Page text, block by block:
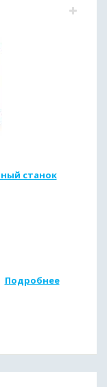
станок
Подробнее